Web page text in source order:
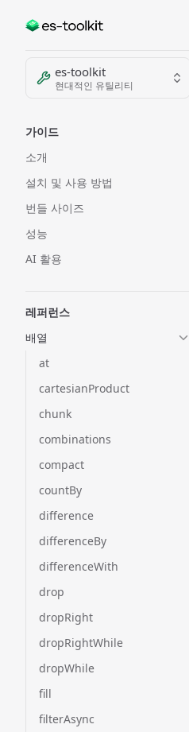
Skip to content
Sidebar Navigation
es-toolkit
현대적인 유틸리티
가이드
소개
설치 및 사용 방법
번들 사이즈
성능
AI 활용
레퍼런스
배열
at
cartesianProduct
chunk
combinations
compact
countBy
difference
differenceBy
differenceWith
drop
dropRight
dropRightWhile
dropWhile
fill
filterAsync